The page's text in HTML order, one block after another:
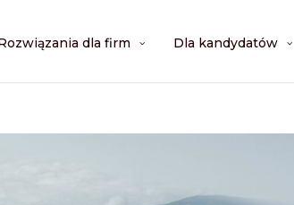
dla firm Dla kandydatów